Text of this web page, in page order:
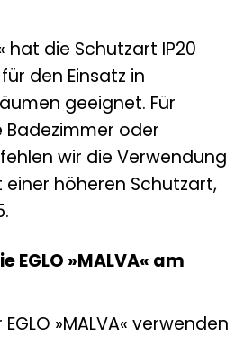
hat die Schutzart IP20
den Einsatz in
geeignet. Für
oder
wir die Verwendung
höheren Schutzart,
EGLO »MALVA« am
»MALVA« verwenden